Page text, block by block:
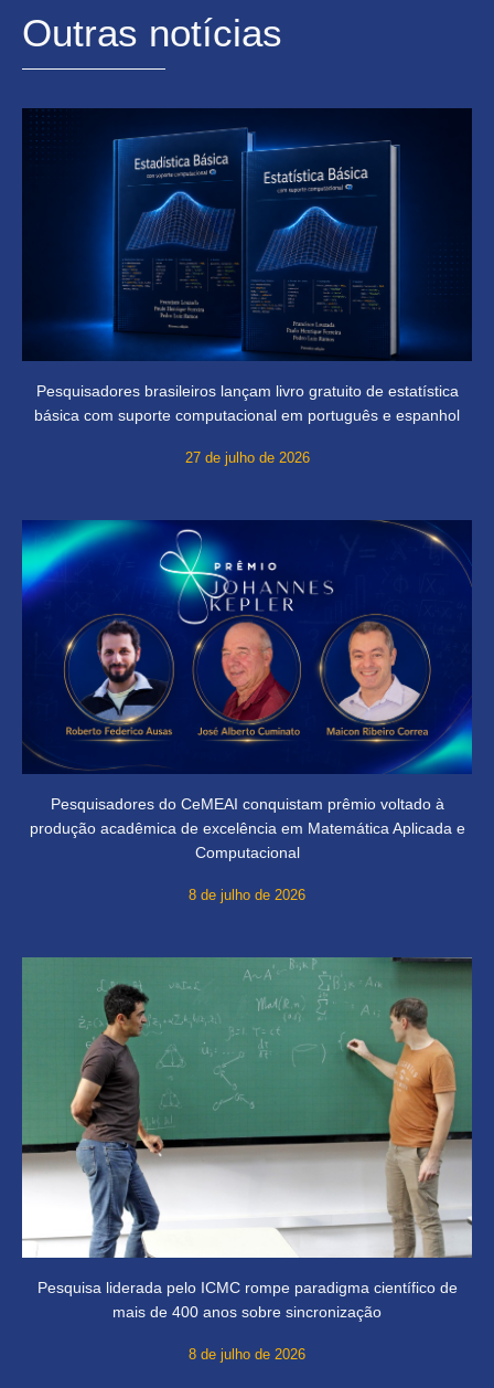
Outras notícias
Pesquisadores brasileiros lançam livro gratuito de estatística
básica com suporte computacional em português e espanhol
27 de julho de 2026
Pesquisadores do CeMEAI conquistam prêmio voltado à
produção acadêmica de excelência em Matemática Aplicada e
Computacional
8 de julho de 2026
Pesquisa liderada pelo ICMC rompe paradigma científico de
mais de 400 anos sobre sincronização
8 de julho de 2026